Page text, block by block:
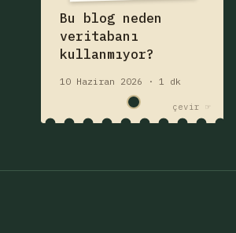
Bu blog neden
veritabanı
kullanmıyor?
10 Haziran 2026 · 1 dk
çevir ☞
veri tabanı
Fişi çek — yazıyı oku